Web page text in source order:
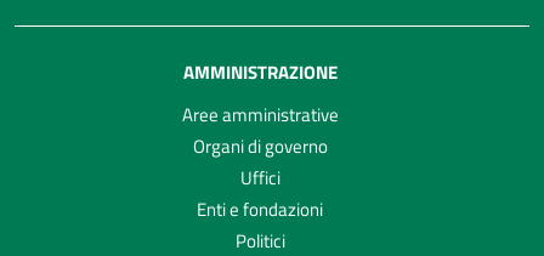
AMMINISTRAZIONE
Aree amministrative
Organi di governo
Uffici
Enti e fondazioni
Politici